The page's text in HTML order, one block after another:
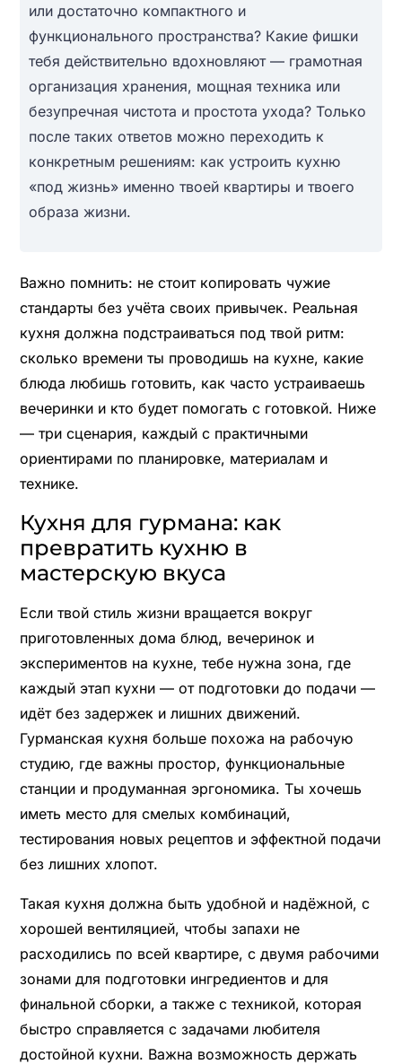
или достаточно компактного и
функционального пространства? Какие фишки
тебя действительно вдохновляют — грамотная
организация хранения, мощная техника или
безупречная чистота и простота ухода? Только
после таких ответов можно переходить к
конкретным решениям: как устроить кухню
«под жизнь» именно твоей квартиры и твоего
образа жизни.
Важно помнить: не стоит копировать чужие
стандарты без учёта своих привычек. Реальная
кухня должна подстраиваться под твой ритм:
сколько времени ты проводишь на кухне, какие
блюда любишь готовить, как часто устраиваешь
вечеринки и кто будет помогать с готовкой. Ниже
— три сценария, каждый с практичными
ориентирами по планировке, материалам и
технике.
Кухня для гурмана: как
превратить кухню в
мастерскую вкуса
Если твой стиль жизни вращается вокруг
приготовленных дома блюд, вечеринок и
экспериментов на кухне, тебе нужна зона, где
каждый этап кухни — от подготовки до подачи —
идёт без задержек и лишних движений.
Гурманская кухня больше похожа на рабочую
студию, где важны простор, функциональные
станции и продуманная эргономика. Ты хочешь
иметь место для смелых комбинаций,
тестирования новых рецептов и эффектной подачи
без лишних хлопот.
Такая кухня должна быть удобной и надёжной, с
хорошей вентиляцией, чтобы запахи не
расходились по всей квартире, с двумя рабочими
зонами для подготовки ингредиентов и для
финальной сборки, а также с техникой, которая
быстро справляется с задачами любителя
достойной кухни. Важна возможность держать